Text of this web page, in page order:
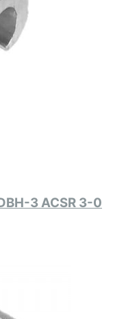
3 ACSR 3-0